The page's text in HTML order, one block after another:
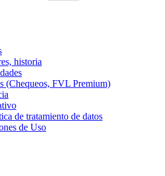
historia
(Chequeos, FVL Premium)
de tratamiento de datos
de Uso